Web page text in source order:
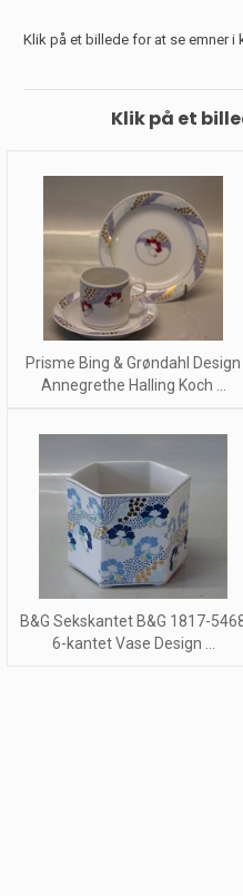
Klik på et billede for at se emner i
Klik på et
Prisme Bing & Grøndahl Design
Annegrethe Halling Koch ...
B&G Sekskantet B&G 1817-
6-kantet Vase Design ...